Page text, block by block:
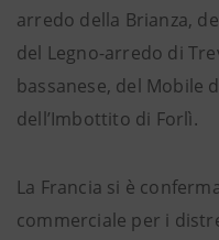
arredo della Brianza,
del Legno-arredo di
bassanese, del Mobile
dell’Imbottito di Forlì.
La Francia si è
commerciale per i